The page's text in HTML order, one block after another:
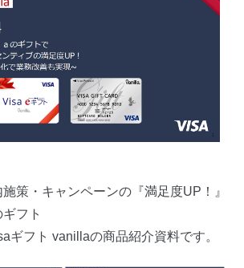
策・キャンペーンの『満足度UP！』
フト
ギフト vanillaの商品紹介資料です。